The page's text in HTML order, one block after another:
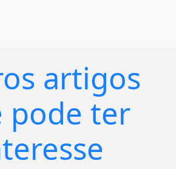
artigos
pode ter